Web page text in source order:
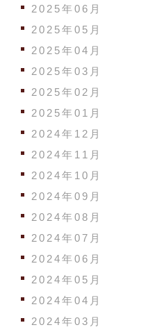
2025年06月
2025年05月
2025年04月
2025年03月
2025年02月
2025年01月
2024年12月
2024年11月
2024年10月
2024年09月
2024年08月
2024年07月
2024年06月
2024年05月
2024年04月
2024年03月